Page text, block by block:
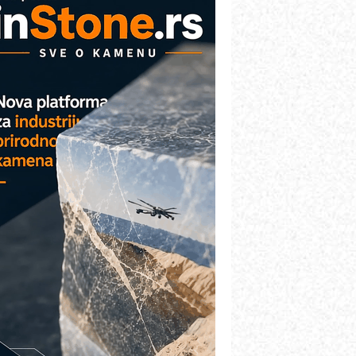
- Lim i mašine za savremena